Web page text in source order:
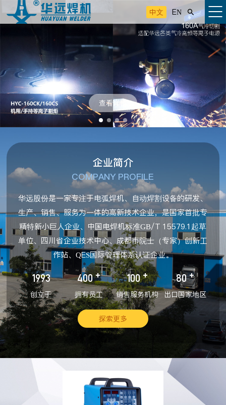
中文 EN 
查看详情
企业简介
COMPANY PROFILE
华远股份是一家专注于电弧焊机、自动焊割设备的研发、
生产、销售、服务为一体的高新技术企业，是国家首批专
精特新小巨人企业、中国电焊机标准GB/T 15579.1起草
单位、四川省企业技术中心、成都市院士（专家）创新工
作站、QES国际管理体系认证企业。
1993
创立于
400 +
拥有员工
100 +
销售服务机构
80 +
出口国家地区
探索更多